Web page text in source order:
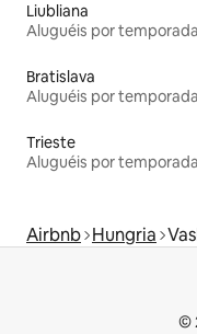
Liubliana
Aluguéis por temporada
Bratislava
Aluguéis por temporada
Trieste
Aluguéis por temporada
Airbnb Hungria
©